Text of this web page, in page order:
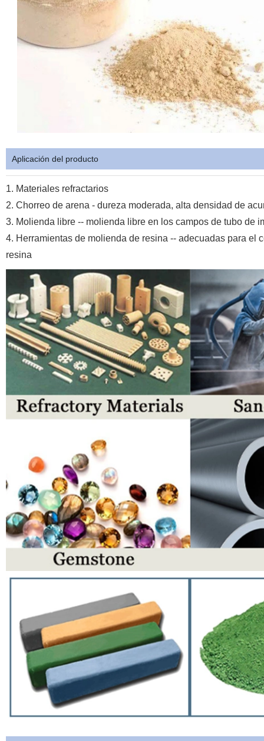
Aplicación del producto
1. Materiales refractarios
2. Chorreo de arena - dureza moderada, alta densidad de
3. Molienda libre -- molienda libre en los campos de tubo de
4. Herramientas de molienda de resina -- adecuadas para el
resina